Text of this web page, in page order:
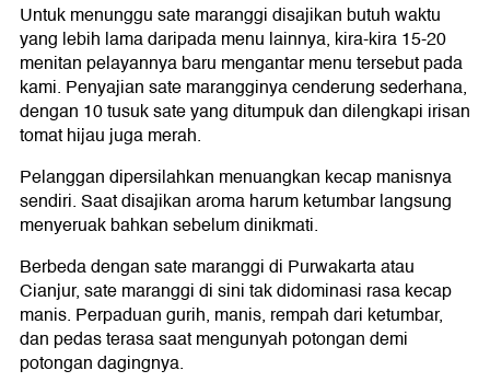
Untuk menunggu sate maranggi disajikan butuh waktu
yang lebih lama daripada menu lainnya, kira-kira 15-20
menitan pelayannya baru mengantar menu tersebut pada
kami. Penyajian sate marangginya cenderung sederhana,
dengan 10 tusuk sate yang ditumpuk dan dilengkapi irisan
tomat hijau juga merah.
Pelanggan dipersilahkan menuangkan kecap manisnya
sendiri. Saat disajikan aroma harum ketumbar langsung
menyeruak bahkan sebelum dinikmati.
Berbeda dengan sate maranggi di Purwakarta atau
Cianjur, sate maranggi di sini tak didominasi rasa kecap
manis. Perpaduan gurih, manis, rempah dari ketumbar,
dan pedas terasa saat mengunyah potongan demi
potongan dagingnya.